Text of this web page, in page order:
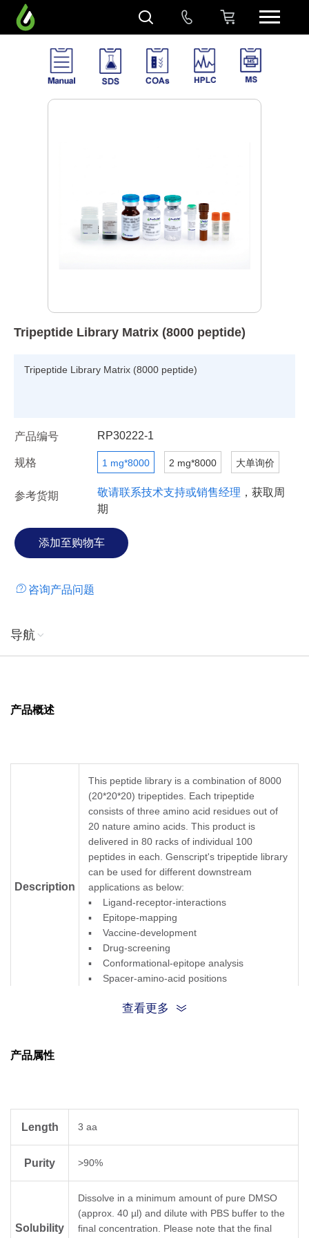
Tripeptide Library Matrix (8000 peptide)
Tripeptide Library Matrix (8000 peptide)
产品编号 RP30222-1
规格 1 mg*8000 2 mg*8000 大单询价
参考货期 敬请联系技术支持或销售经理 ，获取周
期
咨询产品问题
导航
产品概述
Description
This peptide library is a combination of 8000
(20*20*20) tripeptides. Each tripeptide
consists of three amino acid residues out of
20 nature amino acids. This product is
delivered in 80 racks of individual 100
peptides in each. Genscript's tripeptide library
can be used for different downstream
applications as below:
▪ Ligand-receptor-interactions
▪ Epitope-mapping
▪ Vaccine-development
▪ Drug-screening
▪ Conformational-epitope analysis
▪ Spacer-amino-acid positions
查看更多
产品属性
Length 3 aa
Purity >90%
Solubility
Dissolve in a minimum amount of pure DMSO
(approx. 40 µl) and dilute with PBS buffer to the
final concentration. Please note that the final